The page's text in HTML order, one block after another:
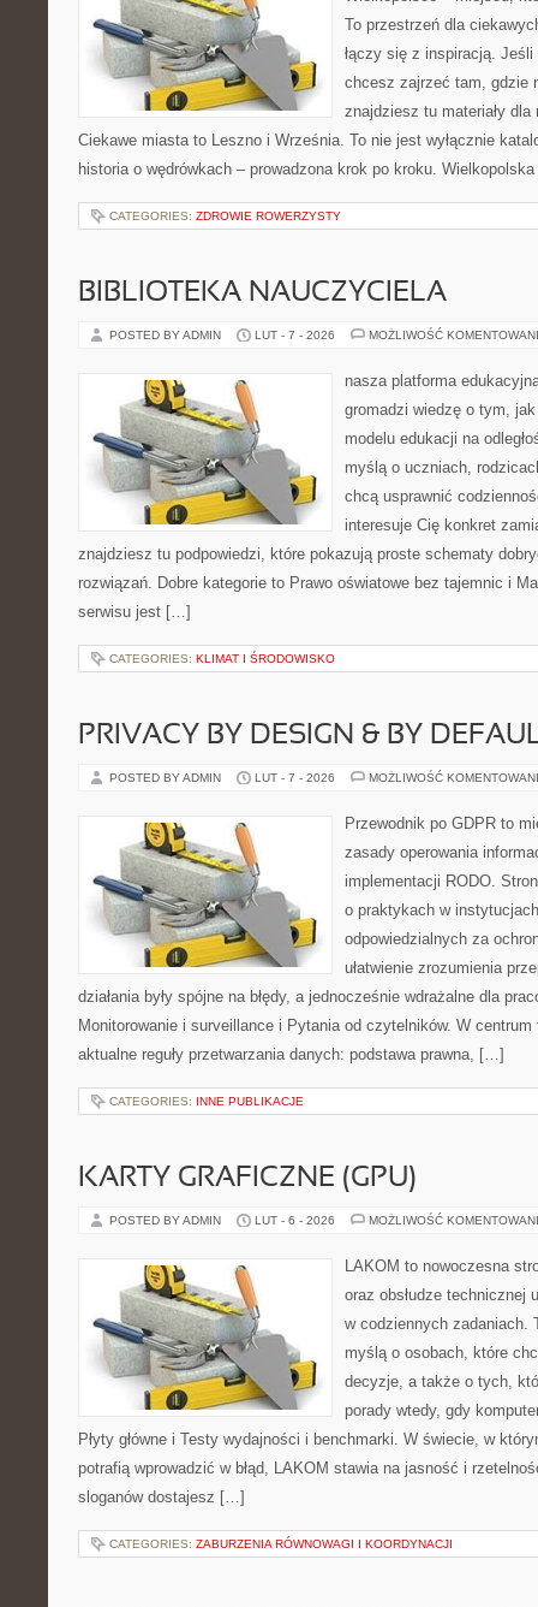
To przestrzeń dla
łączy się z inspiracją.
chcesz zajrzeć tam, gdzie
znajdziesz tu materiały
Ciekawe miasta to Leszno i Września. To nie jest wyłącznie
historia o wędrówkach – prowadzona krok po kroku.
CATEGORIES: ZDROWIE ROWERZYSTY
BIBLIOTEKA NAUCZYCIELA
POSTED BY ADMIN LUT - 7 - 2026 MOŻLIWOŚĆ
nasza platforma
gromadzi wiedzę o tym,
modelu edukacji na
myślą o uczniach,
chcą usprawnić
interesuje Cię konkret
znajdziesz tu podpowiedzi, które pokazują proste schematy
rozwiązań. Dobre kategorie to Prawo oświatowe bez tajemnic i
serwisu jest […]
CATEGORIES: KLIMAT I ŚRODOWISKO
PRIVACY BY DESIGN & BY
POSTED BY ADMIN LUT - 7 - 2026 MOŻLIWOŚĆ
Przewodnik po GDPR to
zasady operowania
implementacji RODO.
o praktykach w
odpowiedzialnych za
ułatwienie zrozumienia
działania były spójne na błędy, a jednocześnie wdrażalne dla
Monitorowanie i surveillance i Pytania od czytelników. W
aktualne reguły przetwarzania danych: podstawa prawna, […]
CATEGORIES: INNE PUBLIKACJE
KARTY GRAFICZNE (GPU)
POSTED BY ADMIN LUT - 6 - 2026 MOŻLIWOŚĆ
LAKOM to nowoczesna
oraz obsłudze technicznej
w codziennych zadaniach.
myślą o osobach, które
decyzje, a także o tych,
porady wtedy, gdy
Płyty główne i Testy wydajności i benchmarki. W świecie, w
potrafią wprowadzić w błąd, LAKOM stawia na jasność i
sloganów dostajesz […]
CATEGORIES: ZABURZENIA RÓWNOWAGI I KOORDYNACJI